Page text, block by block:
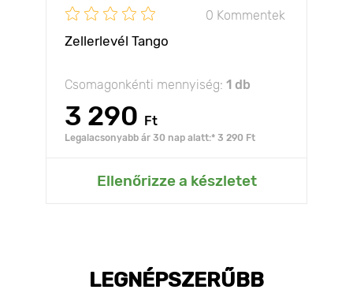
0 Kommentek
Zellerlevél Tango
Csomagonkénti mennyiség: 1 db
3 290 Ft
Legalacsonyabb ár 30 nap alatt:* 3 290 Ft
Ellenőrizze a készletet
LEGNÉPSZERŰBB